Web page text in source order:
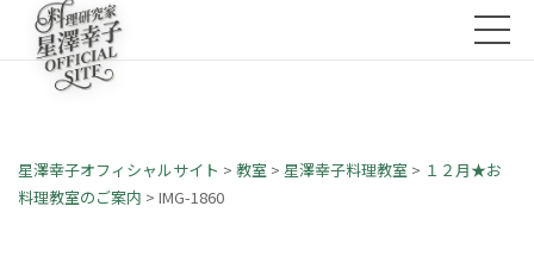
星澤幸子オフィシャルサイト > 教室 > 星澤幸子料理教室 > １２月★お
料理教室のご案内 > IMG-1860